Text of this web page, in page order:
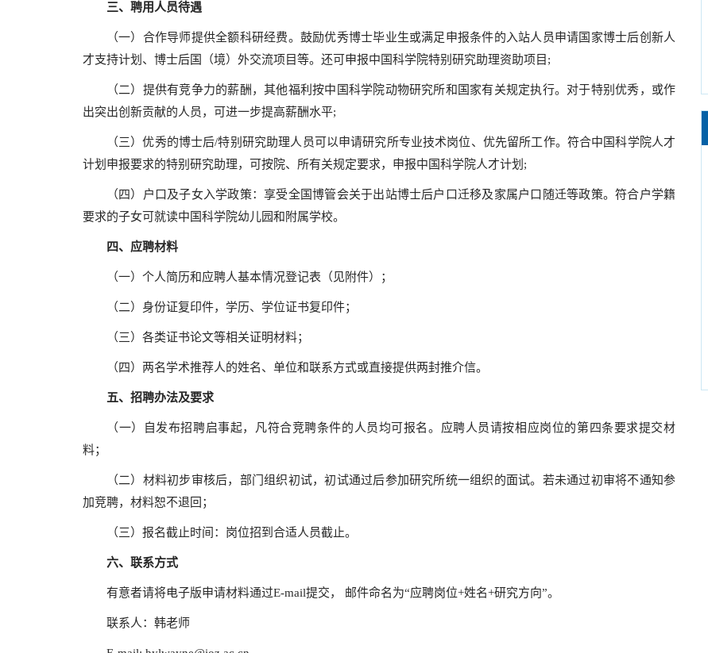
三、聘用人员待遇
（一）合作导师提供全额科研经费。鼓励优秀博士毕业生或满足申报条件的入站人员申请国家博士后创新人
才支持计划、博士后国（境）外交流项目等。还可申报中国科学院特别研究助理资助项目;
（二）提供有竞争力的薪酬，其他福利按中国科学院动物研究所和国家有关规定执行。对于特别优秀，或作
出突出创新贡献的人员，可进一步提高薪酬水平;
（三）优秀的博士后/特别研究助理人员可以申请研究所专业技术岗位、优先留所工作。符合中国科学院人才
计划申报要求的特别研究助理，可按院、所有关规定要求，申报中国科学院人才计划;
（四）户口及子女入学政策：享受全国博管会关于出站博士后户口迁移及家属户口随迁等政策。符合户学籍
要求的子女可就读中国科学院幼儿园和附属学校。
四、应聘材料
（一）个人简历和应聘人基本情况登记表（见附件）；
（二）身份证复印件，学历、学位证书复印件；
（三）各类证书论文等相关证明材料；
（四）两名学术推荐人的姓名、单位和联系方式或直接提供两封推介信。
五、招聘办法及要求
（一）自发布招聘启事起，凡符合竞聘条件的人员均可报名。应聘人员请按相应岗位的第四条要求提交材
料；
（二）材料初步审核后，部门组织初试，初试通过后参加研究所统一组织的面试。若未通过初审将不通知参
加竞聘，材料恕不退回；
（三）报名截止时间：岗位招到合适人员截止。
六、联系方式
有意者请将电子版申请材料通过E-mail提交， 邮件命名为“应聘岗位+姓名+研究方向”。
联系人：韩老师